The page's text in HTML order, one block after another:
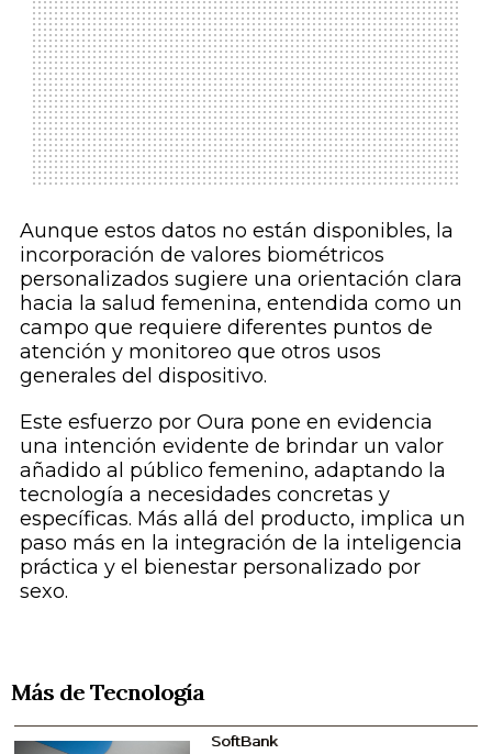
Aunque estos datos no están disponibles, la
incorporación de valores biométricos
personalizados sugiere una orientación clara
hacia la salud femenina, entendida como un
campo que requiere diferentes puntos de
atención y monitoreo que otros usos
generales del dispositivo.
Este esfuerzo por Oura pone en evidencia
una intención evidente de brindar un valor
añadido al público femenino, adaptando la
tecnología a necesidades concretas y
específicas. Más allá del producto, implica un
paso más en la integración de la inteligencia
práctica y el bienestar personalizado por
sexo.
Más de Tecnología
SoftBank